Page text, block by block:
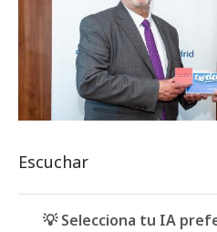
Escuchar
💡 Selecciona tu IA